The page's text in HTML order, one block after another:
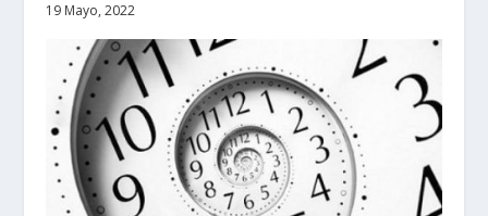
19 Mayo, 2022